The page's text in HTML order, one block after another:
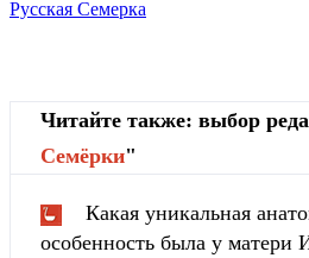
Русская Семерка
Читайте также: выбор
Cемёрки"
Какая уникальная
особенность была у матери